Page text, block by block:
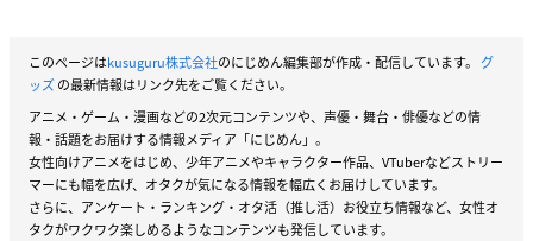
このページはkusuguru株式会社のにじめん編集部が作成・配信しています。 グ
ッズの最新情報はリンク先をご覧ください。
アニメ・ゲーム・漫画などの2次元コンテンツや、声優・舞台・俳優などの情
報・話題をお届けする情報メディア「にじめん」。
女性向けアニメをはじめ、少年アニメやキャラクター作品、VTuberなどストリー
マーにも幅を広げ、オタクが気になる情報を幅広くお届けしています。
さらに、アンケート・ランキング・オタ活（推し活）お役立ち情報など、女性オ
タクがワクワク楽しめるようなコンテンツも発信しています。